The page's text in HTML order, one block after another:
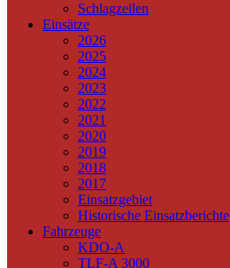
Schlagzeilen
Einsätze
2026
2025
2024
2023
2022
2021
2020
2019
2018
2017
Einsatzgebiet
Historische Einsatzberichte
Fahrzeuge
KDO-A
TLF-A 3000